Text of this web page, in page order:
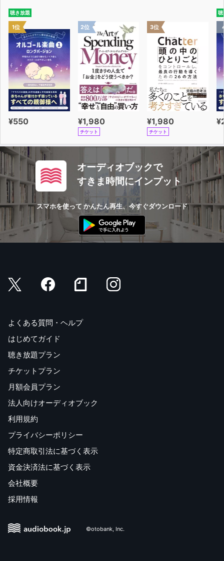
聴き放題
1位
¥550
2位
¥1,980
チケット
3位
¥1,980
チケット
聴
オーディオブックで
すきま時間にインプット
スマホを使って かんたん再生、今すぐダウンロード
よくある質問・ヘルプ
はじめてガイド
聴き放題プラン
チケットプラン
月額会員プラン
法人向けオーディオブック
利用規約
プライバシーポリシー
特定商取引法に基づく表示
資金決済法に基づく表示
会社概要
採用情報
©otobank, Inc.